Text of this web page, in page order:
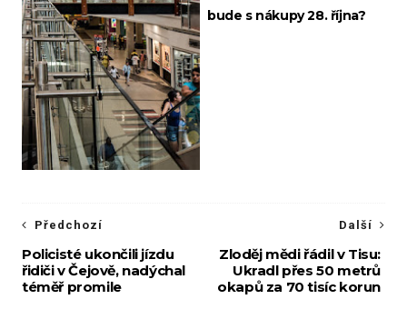
bude s nákupy 28. října?
Další
Zloděj mědi řádil v Tisu:
Ukradl přes 50 metrů
okapů za 70 tisíc korun
Předchozí
Policisté ukončili jízdu
řidiči v Čejově, nadýchal
téměř promile